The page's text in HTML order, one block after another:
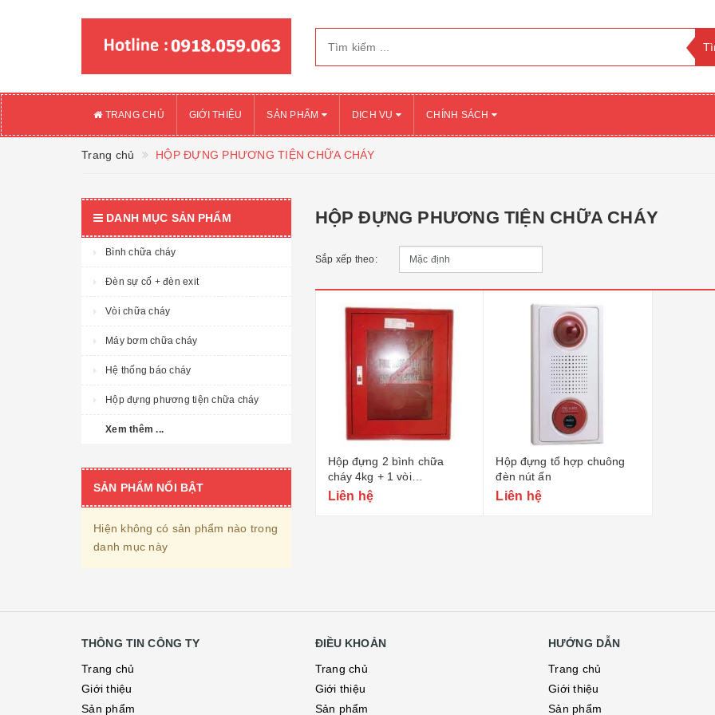
TRANG CHỦ GIỚI THIỆU SẢN PHẨM DỊCH VỤ CHÍNH SÁCH
Trang chủ HỘP ĐỰNG PHƯƠNG TIỆN CHỮA CHÁY
HỘP ĐỰNG PHƯƠNG TIỆN CHỮA CHÁY
Sắp xếp theo:
Hộp đựng 2 bình chữa
cháy 4kg + 1 vòi
(500x600x180)
Liên hệ
Hộp đựng tổ hợp chuông
đèn nút ấn
Liên hệ
DANH MỤC SẢN PHẨM
Bình chữa cháy
Đèn sự cố + đèn exit
Vòi chữa cháy
Máy bơm chữa cháy
Hệ thống báo cháy
Hộp đựng phương tiện chữa cháy
Xem thêm ...
SẢN PHẨM NỔI BẬT
Hiện không có sản phẩm nào trong
danh mục này
THÔNG TIN CÔNG TY
Trang chủ
Giới thiệu
Sản phẩm
ĐIỀU KHOẢN
Trang chủ
Giới thiệu
Sản phẩm
HƯỚNG DẪN
Trang chủ
Giới thiệu
Sản phẩm